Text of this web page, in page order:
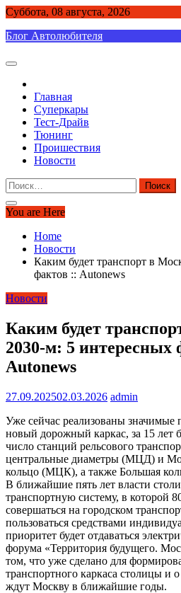
Skip
content
Суббота, 08 августа, 2026
Блог Автолюбителя
Главная
Суперкары
Тест-Драйв
Тюнинг
Проишествия
Новости
Найти:
You are Here
Home
Новости
Каким будет транспорт в
фактов :: Autonews
Новости
Каким будет
2030-м: 5 интересных
Autonews
27.09.202502.03.2026 admin
Уже сейчас реализованы значимые
новый дорожный каркас, за 15 лет
число станций рельсового
центральные диаметры (МЦД) и
кольцо (МЦК), а также Большая
В ближайшие пять лет власти
транспортную систему, в которой
совершаться на городском
пользоваться средствами
приоритет будет отдаваться
форума «Территория будущего.
том, что уже сделано для
транспортного каркаса столицы и
ждут Москву в ближайшие годы.